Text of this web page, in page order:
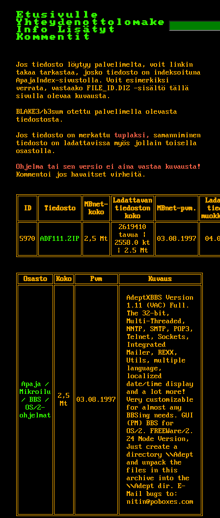
Etusivulle
Yhteydenottolomake
Info
Lisätyt
Kommentit
Jos tiedosto löytyy palvelimelta, voit linkin
takaa tarkastaa, josko tiedosto on indeksoituna
ApajaIndex-sivustolla. Voit esimerkiksi
verrata, vastaako FILE_ID.DIZ -sisältö tällä
sivulla olevaa kuvausta.
BLAKE3/b3sum otettu palvelimella olevasta
tiedostosta.
Jos tiedosto on merkattu tuplaksi,
samanniminen
tiedosto on ladattavissa myös jollain toisella
osastolla.
Ohjelma tai sen versio ei aina vastaa kuvausta!
Kommentoi jos havaitset virheitä.
ID Tiedosto
MBnet-
koko
Ladattavan
tiedoston
koko
MBnet-pvm.
5970 ADF111.ZIP 2,5 Mt
2619410
tavua |
2558.0 kt
| 2.5 Mt
03.08.1997
Osasto Koko Pvm Kuvaus
Apaja /
Mikroilu
/ BBS /
OS/2-
ohjelmat
2,5
Mt
03.08.1997
AdeptXBBS Version
1.11 (VAC) Full.
The 32-bit,
Multi-Threaded,
NNTP, SMTP, POP3,
Telnet, Sockets,
Integrated
Mailer, REXX,
Utils, multiple
language,
localized
date/time display
and a lot more!
Very customizable
for almost any
BBSing needs. GUI
(PM) BBS for
OS/2. FREEWare/2.
24 Node Version,
Just create a
directory \\Adept
and unpack the
files in this
archive into the
\\Adept dir. E-
Mail bugs to:
nitin@poboxes.com